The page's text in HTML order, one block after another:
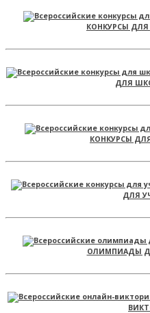
КОНКУРСЫ
ДЛЯ
КОНКУРСЫ
ДЛЯ
ОЛИМПИАДЫ